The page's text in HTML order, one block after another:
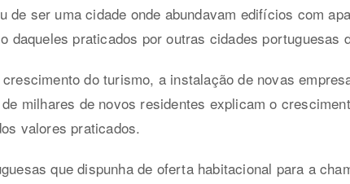
de ser uma cidade onde abundavam edifícios com
daqueles praticados por outras cidades portuguesas
do turismo, a instalação de novas
milhares de novos residentes explicam o
valores praticados.
que dispunha de oferta habitacional para a